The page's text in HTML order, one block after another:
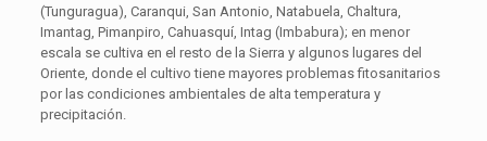
(Tunguragua), Caranqui, San Antonio, Natabuela, Chaltura,
Imantag, Pimanpiro, Cahuasquí, Intag (Imbabura); en menor
escala se cultiva en el resto de la Sierra y algunos lugares del
Oriente, donde el cultivo tiene mayores problemas fitosanitarios
por las condiciones ambientales de alta temperatura y
precipitación.